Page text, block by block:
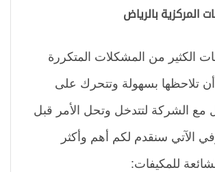
المركزية بالرياض
الكثير من المشكلات المتكررة
تلاحظها بسهولة وتتحرك على
مع الشركة لتتدخل وتحل الأمر قبل
الآتي سنقدم لكم أهم وأكثر
للمكيفات: